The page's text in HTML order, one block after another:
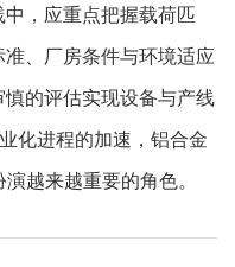
，应重点把握载荷匹
、厂房条件与环境适应
的评估实现设备与产线
化进程的加速，铝合金
越来越重要的角色。